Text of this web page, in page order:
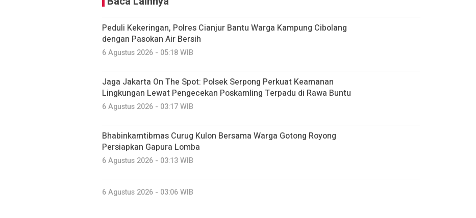
Peduli Kekeringan, Polres Cianjur Bantu Warga Kampung Cibolang
dengan Pasokan Air Bersih
6 Agustus 2026 - 05:18 WIB
Jaga Jakarta On The Spot: Polsek Serpong Perkuat Keamanan
Lingkungan Lewat Pengecekan Poskamling Terpadu di Rawa Buntu
6 Agustus 2026 - 03:17 WIB
Bhabinkamtibmas Curug Kulon Bersama Warga Gotong Royong
Persiapkan Gapura Lomba
6 Agustus 2026 - 03:13 WIB
6 Agustus 2026 - 03:06 WIB